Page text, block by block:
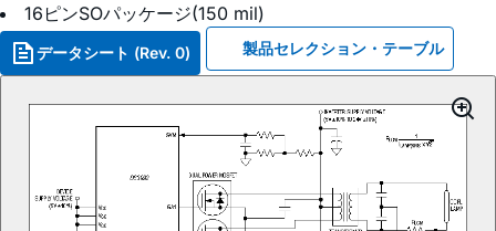
16ピンSOパッケージ(150 mil)
データシート (Rev. 0) 製品セレクション・テーブル